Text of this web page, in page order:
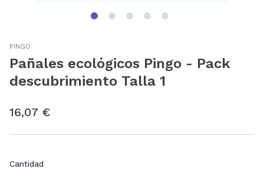
PINGO
Pañales ecológicos Pingo - Pack
descubrimiento Talla 1
16,07 €
Cantidad